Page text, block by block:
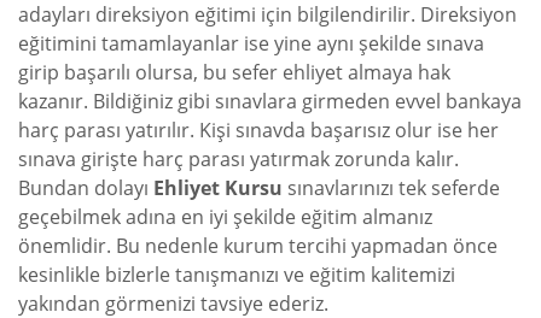
adayları direksiyon eğitimi için bilgilendirilir. Direksiyon
eğitimini tamamlayanlar ise yine aynı şekilde sınava
girip başarılı olursa, bu sefer ehliyet almaya hak
kazanır. Bildiğiniz gibi sınavlara girmeden evvel bankaya
harç parası yatırılır. Kişi sınavda başarısız olur ise her
sınava girişte harç parası yatırmak zorunda kalır.
Bundan dolayı Ehliyet Kursu sınavlarınızı tek seferde
geçebilmek adına en iyi şekilde eğitim almanız
önemlidir. Bu nedenle kurum tercihi yapmadan önce
kesinlikle bizlerle tanışmanızı ve eğitim kalitemizi
yakından görmenizi tavsiye ederiz.